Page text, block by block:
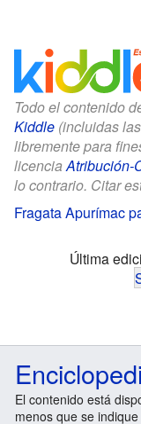
Todo el contenido
Kiddle (incluidas
libremente para
licenciaAtribución-
lo contrario. Citar
Fragata Apurímac
Última
El contenido está
menos que se